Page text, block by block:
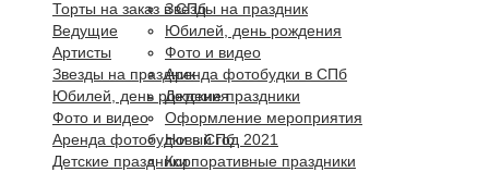
Звезды на праздник
Юбилей, день рождения
Фото и видео
Аренда фотобудки в СПб
Детские праздники
Оформление мероприятия
Новый год 2021
Корпоративные праздники
Торты на заказ в СПб
Ведущие
Артисты
Звезды на праздник
Юбилей, день рождения
Фото и видео
Аренда фотобудки в СПб
Детские праздники